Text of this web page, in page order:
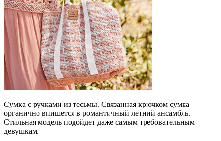
Сумка с ручками из тесьмы. Связанная крючком сумка
органично впишется в романтичный летний ансамбль.
Стильная модель подойдет даже самым требовательным
девушкам.